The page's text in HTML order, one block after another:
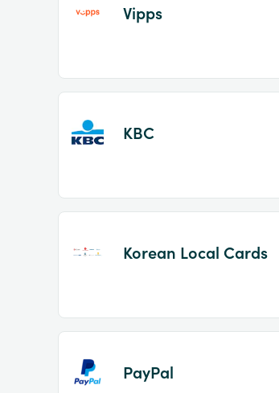
Vipps
KBC
Korean Local Cards
PayPal